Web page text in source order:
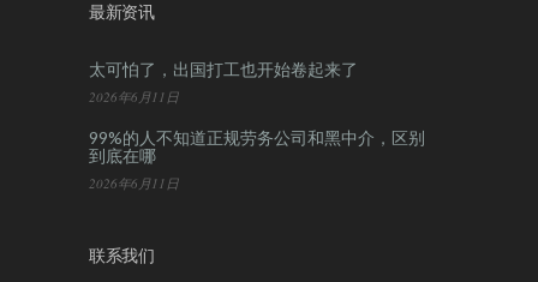
最新资讯
太可怕了，出国打工也开始卷起来了
2026年6月11日
99%的人不知道正规劳务公司和黑中介，区别
到底在哪
2026年6月11日
联系我们